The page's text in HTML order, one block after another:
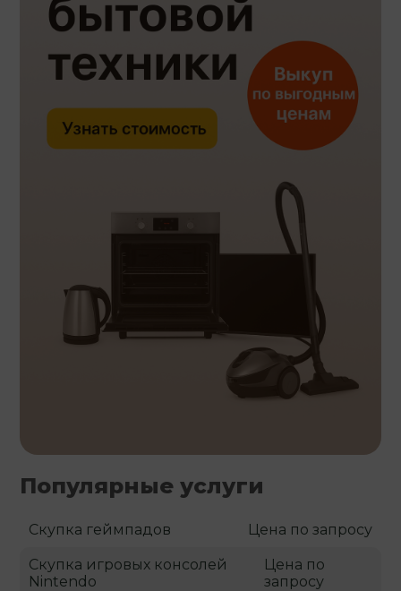
Популярные услуги
Скупка геймпадов Цена по запросу
Скупка игровых консолей
Nintendo
Цена по
запросу